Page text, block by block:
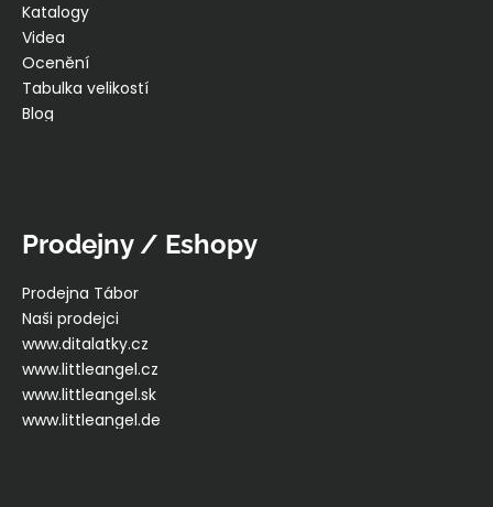
Katalogy
Videa
Ocenění
Tabulka velikostí
Blog
Prodejny / Eshopy
Prodejna Tábor
Naši prodejci
www.ditalatky.cz
www.littleangel.cz
www.littleangel.sk
www.littleangel.de